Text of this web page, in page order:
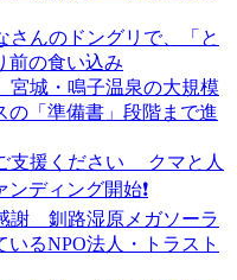
さんのドングリで、「と
前の食い込み
城・鳴子温泉の大規模
の「準備書」段階まで進
支援ください クマと人
ディング開始❗
謝 釧路湿原メガソーラ
るNPO法人・トラスト